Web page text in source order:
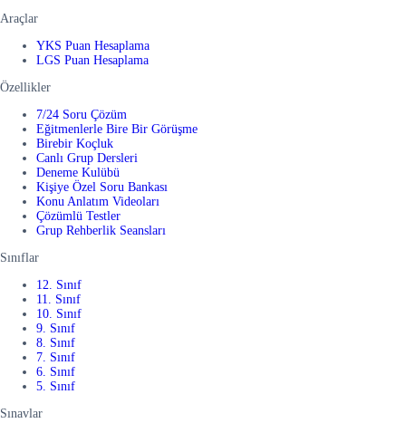
Araçlar
YKS Puan Hesaplama
LGS Puan Hesaplama
Özellikler
7/24 Soru Çözüm
Eğitmenlerle Bire Bir Görüşme
Birebir Koçluk
Canlı Grup Dersleri
Deneme Kulübü
Kişiye Özel Soru Bankası
Konu Anlatım Videoları
Çözümlü Testler
Grup Rehberlik Seansları
Sınıflar
12. Sınıf
11. Sınıf
10. Sınıf
9. Sınıf
8. Sınıf
7. Sınıf
6. Sınıf
5. Sınıf
Sınavlar